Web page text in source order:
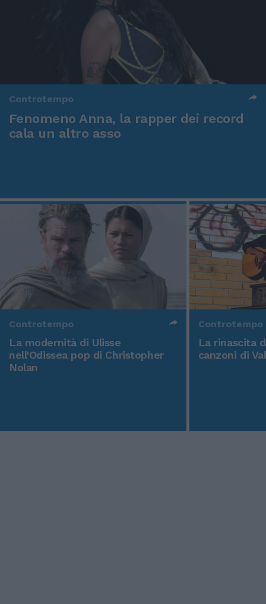
Controtempo
Fenomeno Anna, la rapper dei record
cala un altro asso
Controtempo
La modernità di Ulisse
nell'Odissea pop di Christopher
Nolan
Controtempo
La rinascita
canzoni di